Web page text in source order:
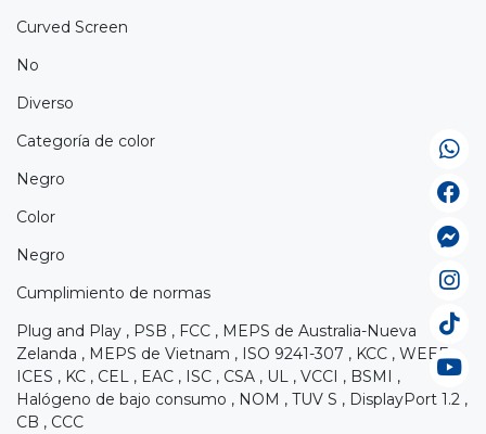
Curved Screen
No
Diverso
Categoría de color
Negro
Color
Negro
Cumplimiento de normas
Plug and Play , PSB , FCC , MEPS de Australia-Nueva
Zelanda , MEPS de Vietnam , ISO 9241-307 , KCC , WEEE ,
ICES , KC , CEL , EAC , ISC , CSA , UL , VCCI , BSMI ,
Halógeno de bajo consumo , NOM , TUV S , DisplayPort 1.2 ,
CB , CCC